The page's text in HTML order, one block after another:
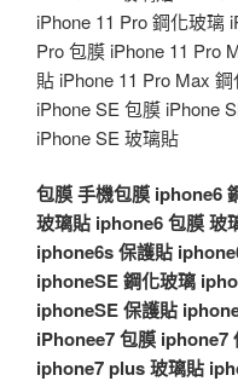
iPhone 11 Pro 鋼化玻璃
Pro 包膜 iPhone 11 Pro
貼 iPhone 11 Pro Max
iPhone SE 包膜 iPhone
iPhone SE 玻璃貼
包膜手機包膜 iphone6
玻璃貼 iphone6 包膜玻
iphone6s 保護貼
iphoneSE 鋼化玻璃
iphoneSE 保護貼
iPhonee7 包膜 iphone7
iphone7 plus 玻璃貼